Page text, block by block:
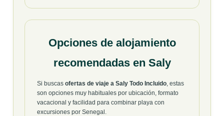
Opciones de alojamiento
recomendadas en Saly
Si buscas ofertas de viaje a Saly Todo Incluido , estas
son opciones muy habituales por ubicación, formato
vacacional y facilidad para combinar playa con
excursiones por Senegal.